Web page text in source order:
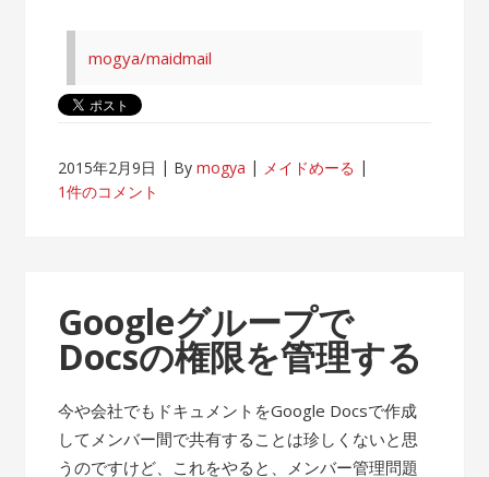
mogya/maidmail
2015年2月9日 Bymogya
メイドめーる
1件のコメント
Googleグループで
Docsの権限を管理する
今や会社でもドキュメントをGoogle Docsで作成
してメンバー間で共有することは珍しくないと思
うのですけど、これをやると、メンバー管理問題